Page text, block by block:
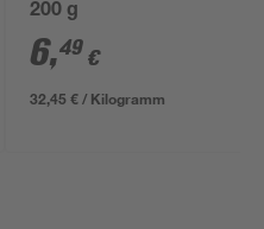
200 g
6,49 €
32,45 € / Kilogramm